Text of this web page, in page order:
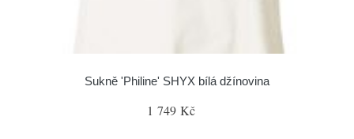
Sukně 'Philine' SHYX bílá džínovina
1 749 Kč